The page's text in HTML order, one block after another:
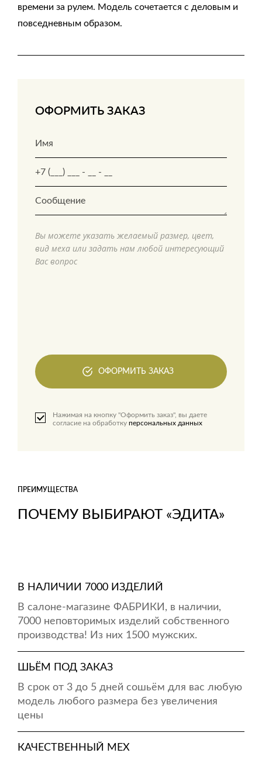
времени за рулем. Модель сочетается с деловым и
повседневным образом.
ОФОРМИТЬ ЗАКАЗ
Вы можете указать желаемый размер, цвет,
вид меха или задать нам любой интересующий
Вас вопрос
ОФОРМИТЬ ЗАКАЗ
Нажимая на кнопку "Оформить заказ", вы даете
согласие на обработку персональных данных
ПОЧЕМУ ВЫБИРАЮТ «ЭДИТА»
ПРЕИМУЩЕСТВА
В НАЛИЧИИ 7000 ИЗДЕЛИЙ
В салоне-магазине ФАБРИКИ, в наличии,
7000 неповторимых изделий собственного
производства! Из них 1500 мужских.
ШЬЁМ ПОД ЗАКАЗ
В срок от 3 до 5 дней сошьём для вас любую
модель любого размера без увеличения
цены
КАЧЕСТВЕННЫЙ МЕХ